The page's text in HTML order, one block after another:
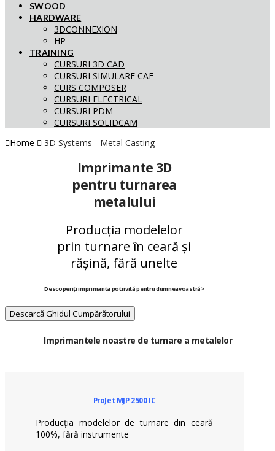
SWOOD
HARDWARE
3DCONNEXION
HP
TRAINING
CURSURI 3D CAD
CURSURI SIMULARE CAE
CURS COMPOSER
CURSURI ELECTRICAL
CURSURI PDM
CURSURI SOLIDCAM
Home
3D Systems - Metal Casting
Imprimante 3D
pentru turnarea
metalului
Producția modelelor
prin turnare în ceară și
rășină, fără unelte
Descoperiți imprimanta potrivită pentru dumneavoastră>
Descarcă Ghidul Cumpărătorului
Imprimantele noastre de turnare a metalelor
ProJet MJP 2500 IC
Producția modelelor de turnare din ceară
100%, fără instrumente